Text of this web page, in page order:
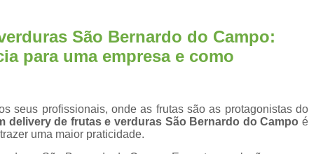
Fornecimento de
Fornecimento Semanal
Frutas Frescas para Empresas Santos
Delivery de Fruta em Escritorios
São Bernardo do Campo:
para uma empresa e como
seus profissionais, onde as frutas são as protagonistas do
delivery de frutas e verduras São Bernardo do Campoé
uma maior praticidade.